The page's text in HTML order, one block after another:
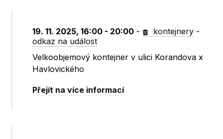
19. 11. 2025, 16:00 - 20:00 - kontejnery -
odkaz na událost
Velkoobjemový kontejner v ulici Korandova x
Havlovického
Přejít na více informací